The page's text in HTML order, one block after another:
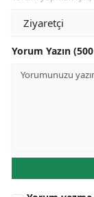
Yorum Yazın